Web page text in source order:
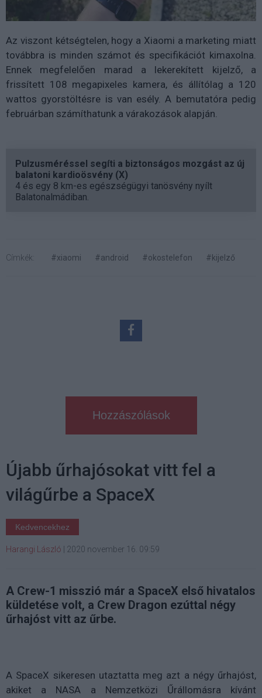
Az viszont kétségtelen, hogy a Xiaomi a marketing miatt
továbbra is minden számot és specifikációt kimaxolna.
Ennek megfelelően marad a lekerekített kijelző, a
frissített 108 megapixeles kamera, és állítólag a 120
wattos gyorstöltésre is van esély. A bemutatóra pedig
februárban számíthatunk a várakozások alapján.
Pulzusméréssel segíti a biztonságos mozgást az új
balatoni kardioösvény (X)
4 és egy 8 km-es egészségügyi tanösvény nyílt
Balatonalmádiban.
Címkék: #xiaomi #android #okostelefon #kijelző
Hozzászólások
Újabb űrhajósokat vitt fel a
világűrbe a SpaceX
Kedvencekhez
Harangi László 2020 november 16. 09:59
A Crew-1 misszió már a SpaceX első hivatalos
küldetése volt, a Crew Dragon ezúttal négy
űrhajóst vitt az űrbe.
A SpaceX sikeresen utaztatta meg azt a négy űrhajóst,
akiket a NASA a Nemzetközi Űrállomásra kívánt